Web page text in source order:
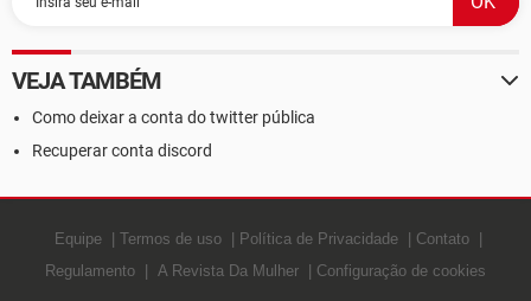
VEJA TAMBÉM
Como deixar a conta do twitter pública
Recuperar conta discord
Equipe Termos de uso Política de Privacidade
Contato
Regulamento
A Revista Da Mulher Configuração de cookies